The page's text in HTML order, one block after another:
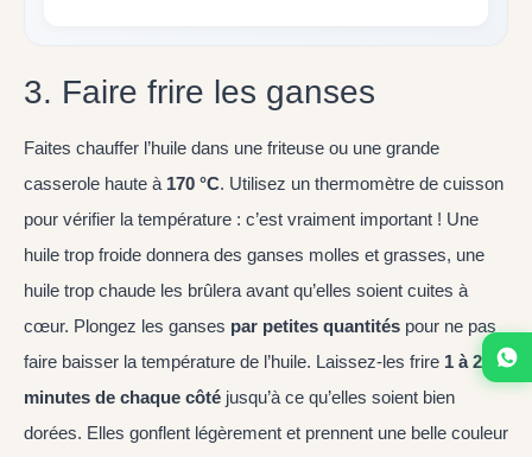
3. Faire frire les ganses
Faites chauffer l’huile dans une friteuse ou une grande
casserole haute à 170 °C. Utilisez un thermomètre de cuisson
pour vérifier la température : c’est vraiment important ! Une
huile trop froide donnera des ganses molles et grasses, une
huile trop chaude les brûlera avant qu’elles soient cuites à
cœur. Plongez les ganses par petites quantités pour ne pas
faire baisser la température de l’huile. Laissez-les frire 1 à 2
minutes de chaque côté jusqu’à ce qu’elles soient bien
dorées. Elles gonflent légèrement et prennent une belle couleur